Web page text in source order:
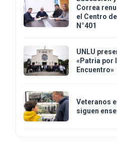
Correa
el Centro
N°401
UNLU
«Patria por
Encuentro»
Veteranos
siguen